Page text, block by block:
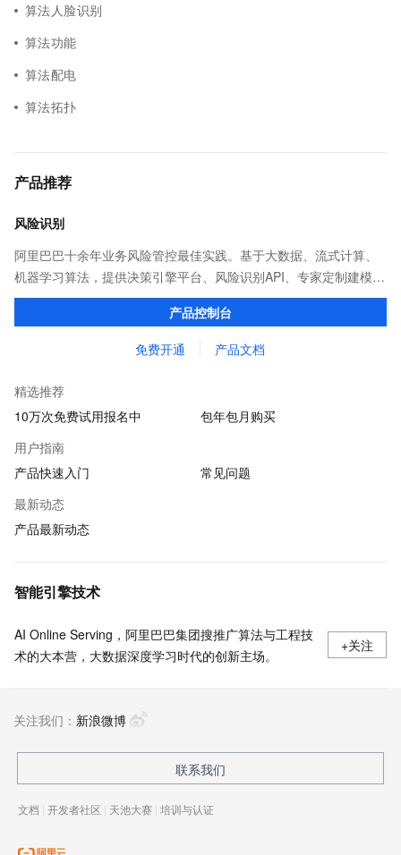
算法人脸识别
算法功能
算法配电
算法拓扑
产品推荐
风险识别
阿里巴巴十余年业务风险管控最佳实践。基于大数据、流式计算、
机器学习算法，提供决策引擎平台、风险识别API、专家定制建模等
多维风控服务，一站式解决企业在用户注册、运营活动、交易、信
贷审核等关键业务中所遇到的欺诈问题。
产品控制台
免费开通 产品文档
精选推荐
10万次免费试用报名中
包年包月购买
用户指南
产品快速入门
常见问题
最新动态
产品最新动态
智能引擎技术
AI Online Serving，阿里巴巴集团搜推广算法与工程技
术的大本营，大数据深度学习时代的创新主场。
+关注
关注我们： 新浪微博
联系我们
文档 | 开发者社区 | 天池大赛 | 培训与认证